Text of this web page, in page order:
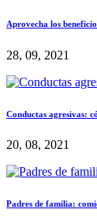
Aprovecha los
28, 09, 2021
Conductas agresivas:
20, 08, 2021
Padres de familia: